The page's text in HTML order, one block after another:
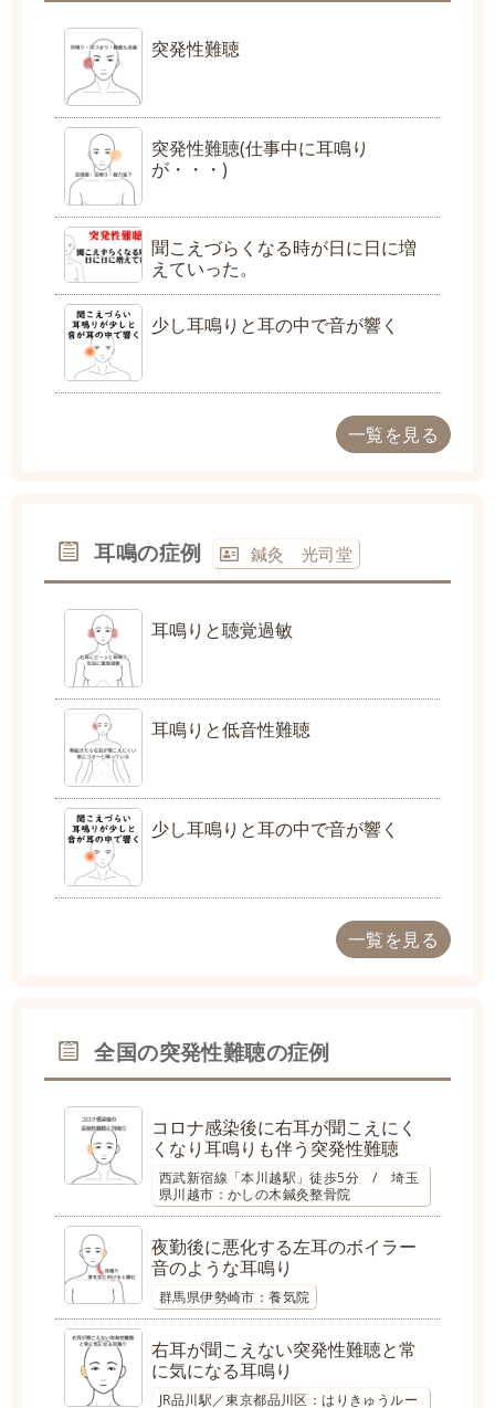
突発性難聴
突発性難聴(仕事中に耳鳴り
が・・・)
聞こえづらくなる時が日に日に増
えていった。
少し耳鳴りと耳の中で音が響く
一覧を見る
耳鳴の症例 鍼灸 光司堂
耳鳴りと聴覚過敏
耳鳴りと低音性難聴
少し耳鳴りと耳の中で音が響く
一覧を見る
全国の突発性難聴の症例
コロナ感染後に右耳が聞こえにく
くなり耳鳴りも伴う突発性難聴
西武新宿線「本川越駅」徒歩5分 / 埼玉
県川越市：かしの木鍼灸整骨院
夜勤後に悪化する左耳のボイラー
音のような耳鳴り
群馬県伊勢崎市：養気院
右耳が聞こえない突発性難聴と常
に気になる耳鳴り
JR品川駅／東京都品川区：はりきゅうルー